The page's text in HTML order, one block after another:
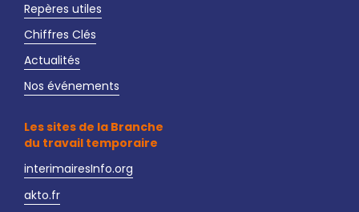
Repères utiles
Chiffres Clés
Actualités
Nos événements
Les sites de la Branche
du travail temporaire
interimairesInfo.org
akto.fr